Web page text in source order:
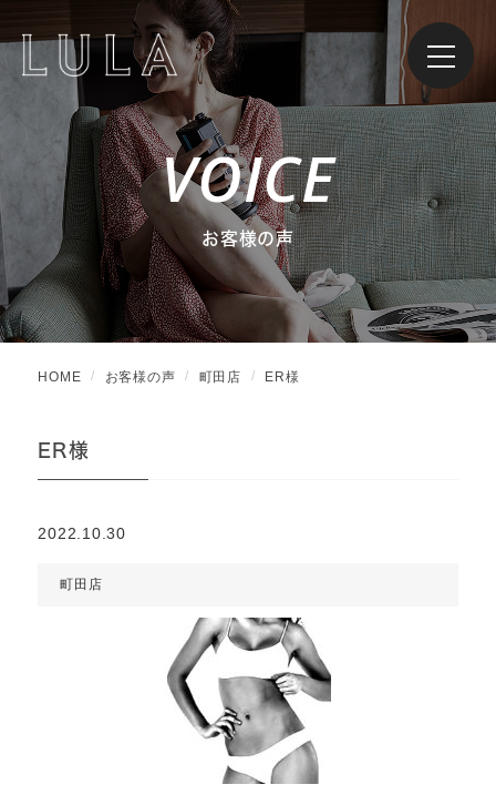
VOICE
お客様の声
HOME お客様の声 町田店 ER様
ER様
2022.10.30
町田店